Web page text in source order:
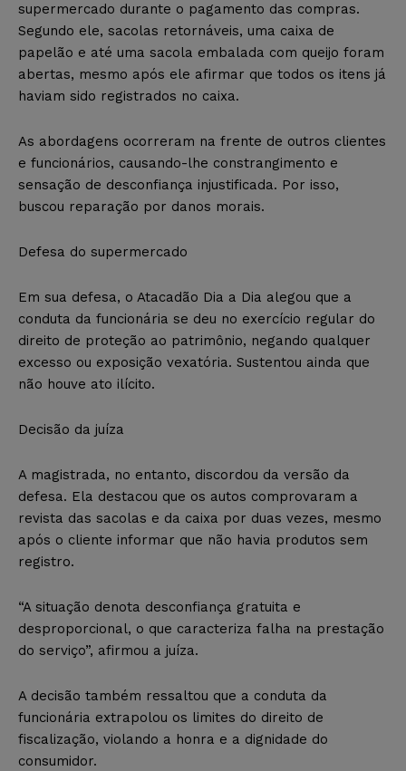
supermercado durante o pagamento das compras.
Segundo ele, sacolas retornáveis, uma caixa de
papelão e até uma sacola embalada com queijo foram
abertas, mesmo após ele afirmar que todos os itens já
haviam sido registrados no caixa.
As abordagens ocorreram na frente de outros clientes
e funcionários, causando-lhe constrangimento e
sensação de desconfiança injustificada. Por isso,
buscou reparação por danos morais.
Defesa do supermercado
Em sua defesa, o Atacadão Dia a Dia alegou que a
conduta da funcionária se deu no exercício regular do
direito de proteção ao patrimônio, negando qualquer
excesso ou exposição vexatória. Sustentou ainda que
não houve ato ilícito.
Decisão da juíza
A magistrada, no entanto, discordou da versão da
defesa. Ela destacou que os autos comprovaram a
revista das sacolas e da caixa por duas vezes, mesmo
após o cliente informar que não havia produtos sem
registro.
“A situação denota desconfiança gratuita e
desproporcional, o que caracteriza falha na prestação
do serviço”, afirmou a juíza.
A decisão também ressaltou que a conduta da
funcionária extrapolou os limites do direito de
fiscalização, violando a honra e a dignidade do
consumidor.